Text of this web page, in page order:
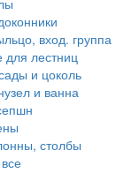
вход. группа
для лестниц
и цоколь
и ванна
столбы